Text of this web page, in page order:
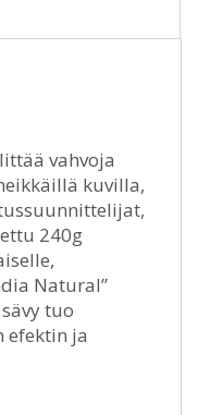
vahvoja
kuvilla,
240g
Natural”
tuo
efektin ja